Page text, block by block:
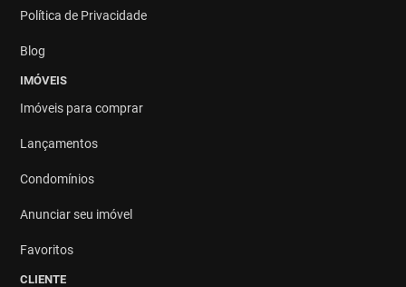
Política de Privacidade
Blog
IMÓVEIS
Imóveis para comprar
Lançamentos
Condomínios
Anunciar seu imóvel
Favoritos
CLIENTE